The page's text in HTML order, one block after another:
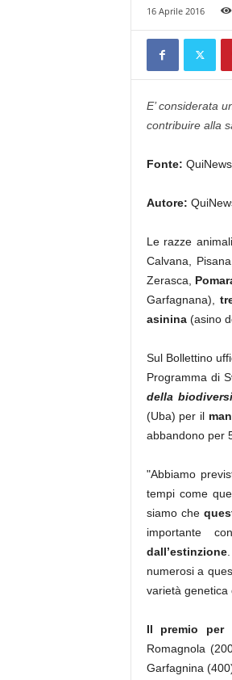
16 Aprile 2016
E’ considerata
contribuire alla
Fonte:
Autore:
Le razze
Calvana,
Zerasca,
Garfagnana),
asinina (asino
Sul Bollettino
Programma di
della
(Uba) per il
abbandono per
"Abbiamo
tempi come
siamo che
importante
dall’estinzione.
numerosi a
varietà genetica
Il premio per
Romagnola
Garfagnina